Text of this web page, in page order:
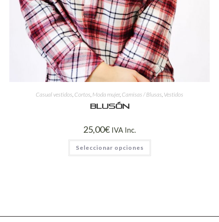
Casual vestidos, Cortos, Moda mujer, Camisas / Blusas, Vestidos
Blusón
25,00€ IVA Inc.
Seleccionar opciones